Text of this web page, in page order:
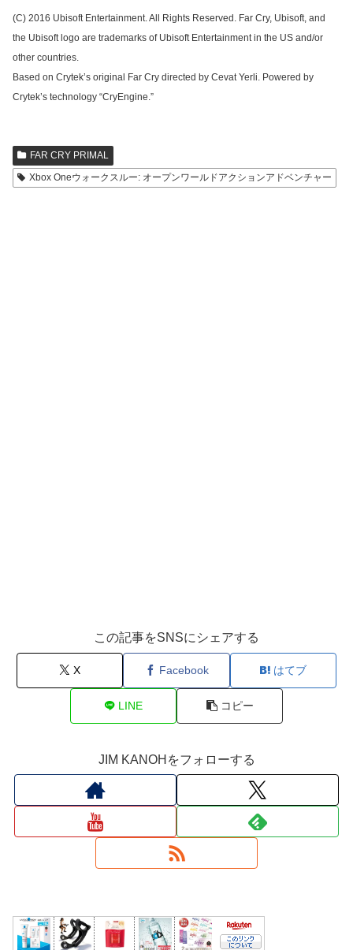
(C) 2016 Ubisoft Entertainment. All Rights Reserved. Far Cry, Ubisoft, and
the Ubisoft logo are trademarks of Ubisoft Entertainment in the US and/or
other countries.
Based on Crytek’s original Far Cry directed by Cevat Yerli. Powered by
Crytek’s technology “CryEngine.”
FAR CRY PRIMAL
Xbox Oneウォークスルー: オープンワールドアクションアドベンチャー
この記事をSNSにシェアする
X Facebook はてブ
LINE コピー
JIM KANOHをフォローする